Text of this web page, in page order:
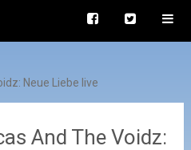
Neue Liebe live
And The Voidz: